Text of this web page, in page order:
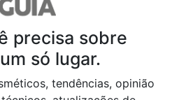
precisa sobre
só lugar.
tendências, opinião